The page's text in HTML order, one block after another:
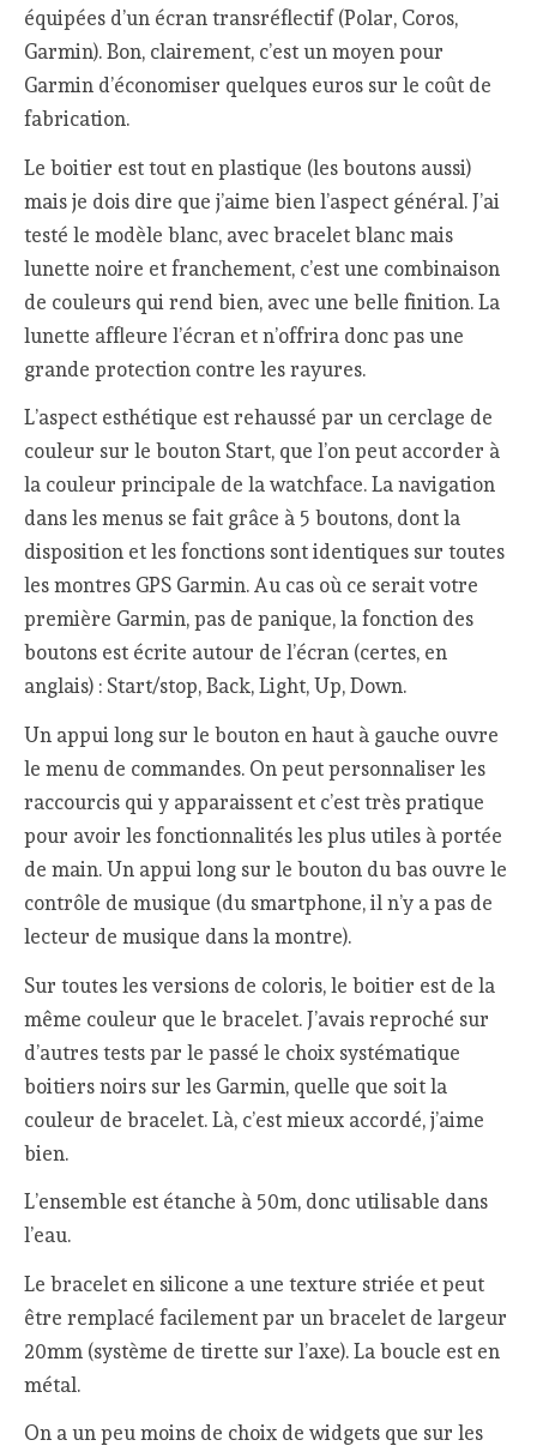
équipées d’un écran transréflectif (Polar, Coros,
Garmin). Bon, clairement, c’est un moyen pour
Garmin d’économiser quelques euros sur le coût de
fabrication.
Le boitier est tout en plastique (les boutons aussi)
mais je dois dire que j’aime bien l’aspect général. J’ai
testé le modèle blanc, avec bracelet blanc mais
lunette noire et franchement, c’est une combinaison
de couleurs qui rend bien, avec une belle finition. La
lunette affleure l’écran et n’offrira donc pas une
grande protection contre les rayures.
L’aspect esthétique est rehaussé par un cerclage de
couleur sur le bouton Start, que l’on peut accorder à
la couleur principale de la watchface. La navigation
dans les menus se fait grâce à 5 boutons, dont la
disposition et les fonctions sont identiques sur toutes
les montres GPS Garmin. Au cas où ce serait votre
première Garmin, pas de panique, la fonction des
boutons est écrite autour de l’écran (certes, en
anglais) : Start/stop, Back, Light, Up, Down.
Un appui long sur le bouton en haut à gauche ouvre
le menu de commandes. On peut personnaliser les
raccourcis qui y apparaissent et c’est très pratique
pour avoir les fonctionnalités les plus utiles à portée
de main. Un appui long sur le bouton du bas ouvre le
contrôle de musique (du smartphone, il n’y a pas de
lecteur de musique dans la montre).
Sur toutes les versions de coloris, le boitier est de la
même couleur que le bracelet. J’avais reproché sur
d’autres tests par le passé le choix systématique
boitiers noirs sur les Garmin, quelle que soit la
couleur de bracelet. Là, c’est mieux accordé, j’aime
bien.
L’ensemble est étanche à 50m, donc utilisable dans
l’eau.
Le bracelet en silicone a une texture striée et peut
être remplacé facilement par un bracelet de largeur
20mm (système de tirette sur l’axe). La boucle est en
métal.
On a un peu moins de choix de widgets que sur les